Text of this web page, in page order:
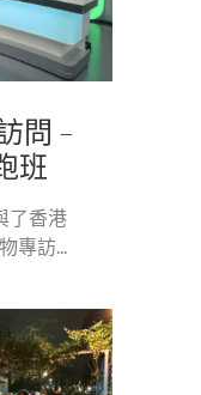
問 –
班
了香港
專訪...